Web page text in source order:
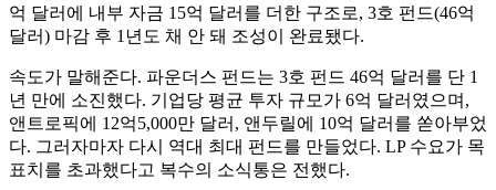
억 달러에 내부 자금 15억 달러를 더한 구조로, 3호 펀드(46억
달러) 마감 후 1년도 채 안 돼 조성이 완료됐다.
속도가 말해준다. 파운더스 펀드는 3호 펀드 46억 달러를 단 1
년 만에 소진했다. 기업당 평균 투자 규모가 6억 달러였으며,
앤트로픽에 12억5,000만 달러, 앤두릴에 10억 달러를 쏟아부었
다. 그러자마자 다시 역대 최대 펀드를 만들었다. LP 수요가 목
표치를 초과했다고 복수의 소식통은 전했다.